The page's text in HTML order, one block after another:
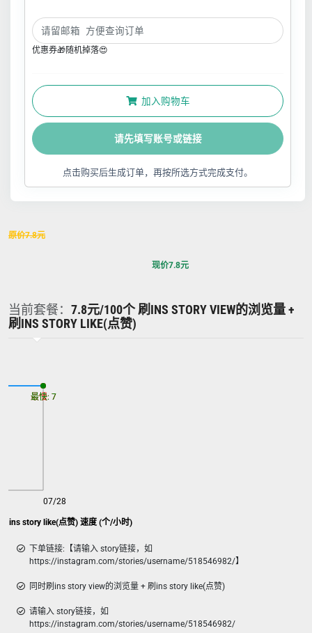
优惠券🎁随机掉落😍
加入购物车
请先填写账号或链接
点击购买后生成订单，再按所选方式完成支付。
原价7.8元
现价7.8元
当前套餐： 7.8元/100个 刷INS STORY VIEW的浏览量 +
刷INS STORY LIKE(点赞)
story view的浏览量 + 刷ins story like(点赞) 速度 (个/小时)
07/28
最慢: 7
最快: 7
下单链接:【请输入 story链接，如
https://instagram.com/stories/username/518546982/】
同时刷ins story view的浏览量 + 刷ins story like(点赞)
请输入 story链接，如
https://instagram.com/stories/username/518546982/